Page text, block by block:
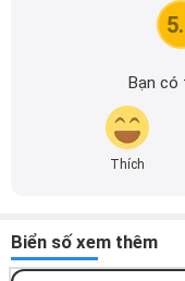
tin nhanh chóng và
Bạn có
Thích
Biển số xem thêm